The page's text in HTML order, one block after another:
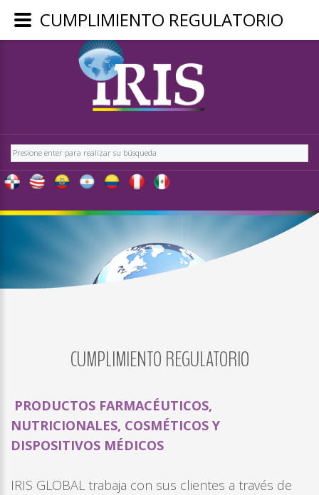
Buscar
CUMPLIMIENTOREGULATORIO
PRODUCTOS FARMACÉUTICOS,
NUTRICIONALES, COSMÉTICOS Y
DISPOSITIVOS MÉDICOS
IRIS GLOBAL trabaja con sus clientes a través de
REGÍSTRATE
OBTÉN
EXCLUSIVO
PARA
USUARIOS
IRIS
LOG
Remember
CUMPLIMIENTO REGULATORIO